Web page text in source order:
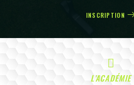
INSCRIPTION
L'ACADÉMIE